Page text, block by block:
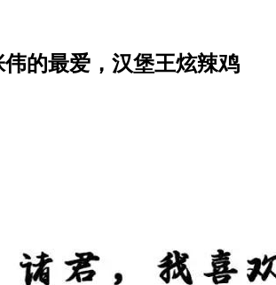
的最爱，汉堡王炫辣鸡